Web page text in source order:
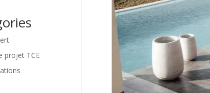
projet TCE